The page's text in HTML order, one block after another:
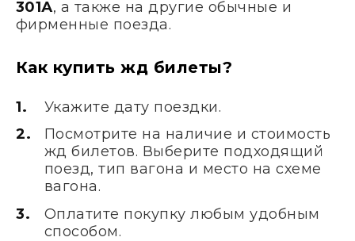
301А, а также на другие обычные и
фирменные поезда.
Как купить жд билеты?
Укажите дату поездки.
Посмотрите на наличие и стоимость
жд билетов. Выберите подходящий
поезд, тип вагона и место на схеме
вагона.
Оплатите покупку любым удобным
способом.